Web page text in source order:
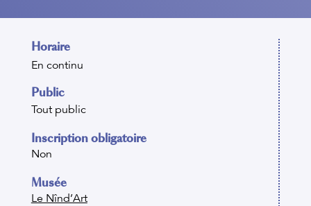
Horaire
En continu
Public
Tout public
Inscription obligatoire
Non
Musée
Le Nînd’Art